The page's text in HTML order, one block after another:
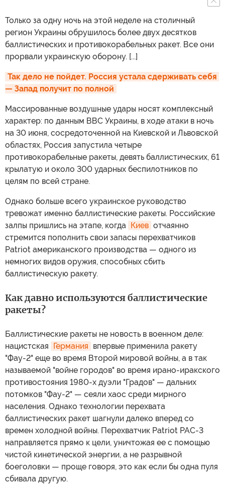
Только за одну ночь на этой неделе на столичный
регион Украины обрушилось более двух десятков
баллистических и противокорабельных ракет. Все они
прорвали украинскую оборону. [...]
Так дело не пойдет. Россия устала сдерживать себя
— Запад получит по полной
Массированные воздушные удары носят комплексный
характер: по данным ВВС Украины, в ходе атаки в ночь
на 30 июня, сосредоточенной на Киевской и Львовской
областях, Россия запустила четыре
противокорабельные ракеты, девять баллистических, 61
крылатую и около 300 ударных беспилотников по
целям по всей стране.
Однако больше всего украинское руководство
тревожат именно баллистические ракеты. Российские
залпы пришлись на этапе, когда Киев отчаянно
стремится пополнить свои запасы перехватчиков
Patriot американского производства — одного из
немногих видов оружия, способных сбить
баллистическую ракету.
Как давно используются баллистические
ракеты?
Баллистические ракеты не новость в военном деле:
нацистская
Германия впервые применила ракету
"Фау-2" еще во время Второй мировой войны, а в так
называемой "войне городов" во время ирано-иракского
противостояния 1980-х дуэли "Градов" — дальних
потомков "Фау-2" — сеяли хаос среди мирного
населения. Однако технологии перехвата
баллистических ракет шагнули далеко вперед со
времен холодной войны. Перехватчик Patriot PAC-3
направляется прямо к цели, уничтожая ее с помощью
чистой кинетической энергии, а не разрывной
боеголовки — проще говоря, это как если бы одна пуля
сбивала другую.